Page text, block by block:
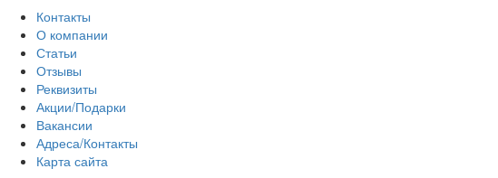
Контакты
О компании
Статьи
Отзывы
Реквизиты
Акции/Подарки
Вакансии
Адреса/Контакты
Карта сайта